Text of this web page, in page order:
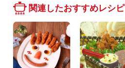
関連したおすすめレシピ